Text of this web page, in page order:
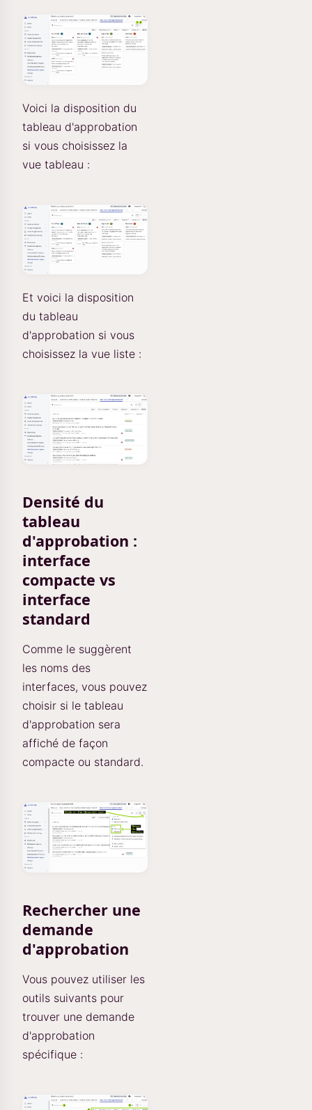
Voici la disposition du
tableau d'approbation
si vous choisissez la
vue tableau :
Et voici la disposition
du tableau
d'approbation si vous
choisissez la vue liste :
Densité du
tableau
d'approbation :
interface
compacte vs
interface
standard
Comme le suggèrent
les noms des
interfaces, vous pouvez
choisir si le tableau
d'approbation sera
affiché de façon
compacte ou standard.
Rechercher une
demande
d'approbation
Vous pouvez utiliser les
outils suivants pour
trouver une demande
d'approbation
spécifique :